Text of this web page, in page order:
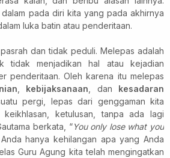
pada diri kita yang pada akhirnya
luka batin atau penderitaan.
dantidak peduli. Melepas adalah
tidak menjadikanhal atau kejadian
penderitaan. Oleh karena itumelepas
kebijaksanaan , dan kesadaran
pergi, lepas dari genggaman kita
ketulusan, tanpa ada lagi
berkata, “You only lose what you
hanya kehilangan apa yang Anda
Guru Agung kita telah mengingatkan